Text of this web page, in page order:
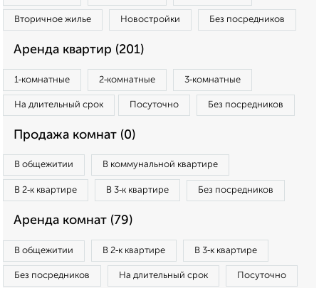
Вторичное жилье Новостройки Без посредников
Аренда квартир (201)
1‑комнатные 2‑комнатные 3‑комнатные
На длительный срок Посуточно Без посредников
Продажа комнат (0)
В общежитии В коммунальной квартире
В 2‑к квартире В 3‑к квартире Без посредников
Аренда комнат (79)
В общежитии В 2‑к квартире В 3‑к квартире
Без посредников На длительный срок Посуточно